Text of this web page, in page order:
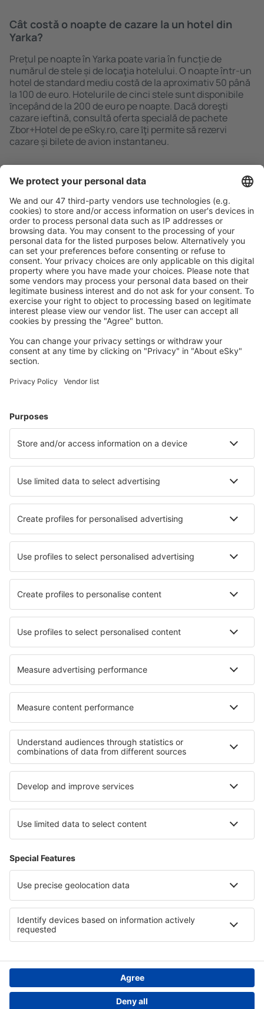
Cât costă o noapte de cazare la un hotel din
Yarka?
Prețul pe noapte în Yarka poate varia în funcție de
numărul de stele și de locaţia hotelului. O noapte într-un
hotel de standard mediu costă de la aproximativ 50 până
la 100 de euro. Hotelurile de cinci stele sunt disponibile
ȋncepând de la 200 de euro pe noapte. Dacă doreşti
cazare ieftină, consultă oferta specială de pachete
Zbor+Hotel de pe eSky.ro, care ȋţi permite să rezervi
cazare și bilete de avion instantaneu.
Caută rapid şi uşor
Ofertă adaptată aşteptărilor tale.
Planifică ȋn siguranţă
Rezervare fără griji cu opțiune gratuită de anulare.
Economiseşte mai mult
Prețuri atractive și oferte speciale pentru utilizatorii
conectați.
Cazarea preferată
apartamente și altele.
Cele mai căutate hoteluri de către utilizatorii eSky
Hoteluri în Israel - Orașe populare
Hoteluri în Tiberias Hoteluri în Eilat
Hoteluri în Haifa Hoteluri în Ierusalim
Hoteluri în Malkiya Hoteluri în Even Yehuda
Hoteluri în Mihmoret
Cele mai bune hoteluri - orașe
Hoteluri în Galdo Hoteluri în Montataire
Hoteluri în Derbent Hoteluri în Soledade
Hoteluri în Eisenhuttenstadt
Hoteluri în Lagartera Hoteluri în Barmen
Cele mai bune hoteluri - regiuni
Hoteluri in Marea Moartă Hoteluri la Parcul Național Sequoia
Hoteluri pe Coasta Galiciei Hoteluri în Paphos